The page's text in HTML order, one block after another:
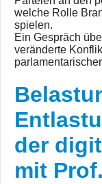
welche Rolle
spielen.
Ein Gespräch
veränderte
der
mit